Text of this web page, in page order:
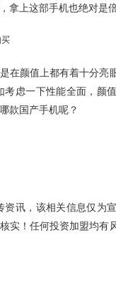
拿上这部手机也绝对是倍
在颜值上都有着十分亮
虑一下性能全面，颜
款国产手机呢？
讯，该相关信息仅为
实！任何投资加盟均有